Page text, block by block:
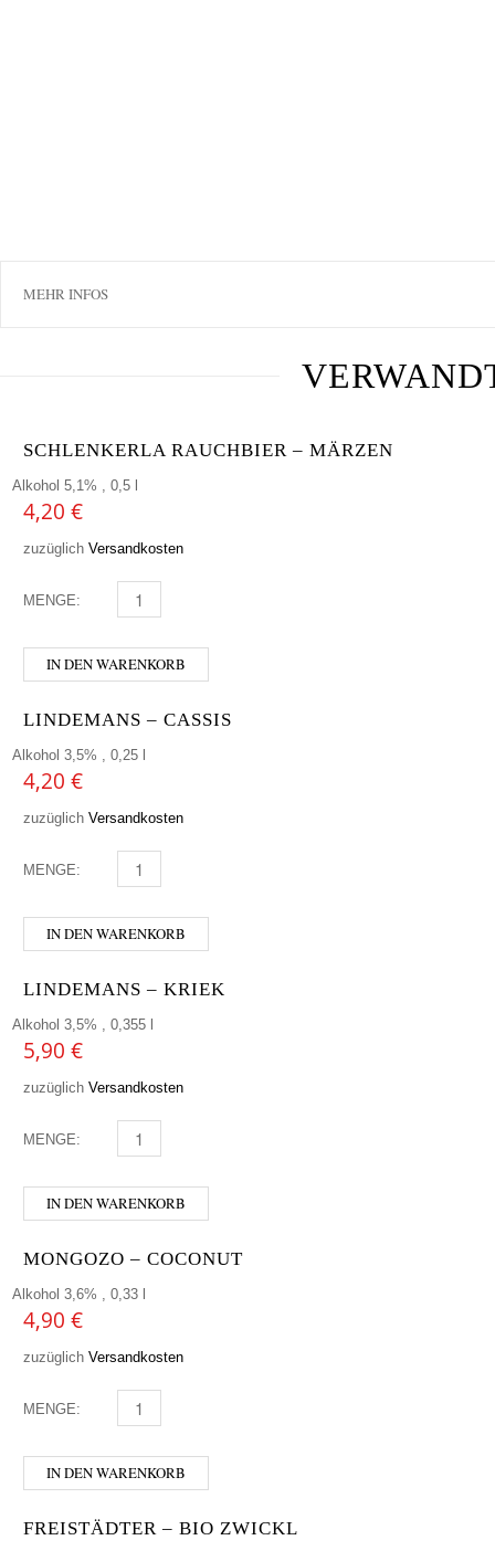
MEHR INFOS
SCHLENKERLA RAUCHBIER – MÄRZEN
Alkohol 5,1% , 0,5 l
4,20 €
zuzüglich Versandkosten
MENGE: SCHLENKERLA RAUCHBIER - MÄRZEN MENGE
IN DEN WARENKORB
LINDEMANS – CASSIS
Alkohol 3,5% , 0,25 l
4,20 €
zuzüglich Versandkosten
MENGE: LINDEMANS - CASSIS MENGE
IN DEN WARENKORB
LINDEMANS – KRIEK
Alkohol 3,5% , 0,355 l
5,90 €
zuzüglich Versandkosten
MENGE: LINDEMANS - KRIEK MENGE
IN DEN WARENKORB
MONGOZO – COCONUT
Alkohol 3,6% , 0,33 l
4,90 €
zuzüglich Versandkosten
MENGE: MONGOZO - COCONUT MENGE
IN DEN WARENKORB
FREISTÄDTER – BIO ZWICKL